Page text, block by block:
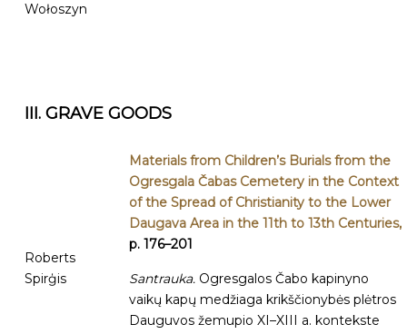
Wołoszyn
III. GRAVE GOODS
Roberts
Spirģis
Materials from Children’s Burials from the
Ogresgala Čabas Cemetery in the Context
of the Spread of Christianity to the Lower
Daugava Area in the 11th to 13th Centuries,
p. 176–201
Santrauka. Ogresgalos Čabo kapinyno
vaikų kapų medžiaga krikščionybės plėtros
Dauguvos žemupio XI–XIII a. kontekste